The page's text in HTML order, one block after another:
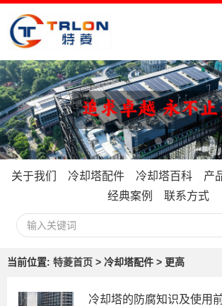
关于我们 冷却塔配件 冷却塔百科 产
经典案例
联系方式
当前位置: 特菱首页 > 冷却塔配件 > 更高
冷却塔的防腐知识及使用